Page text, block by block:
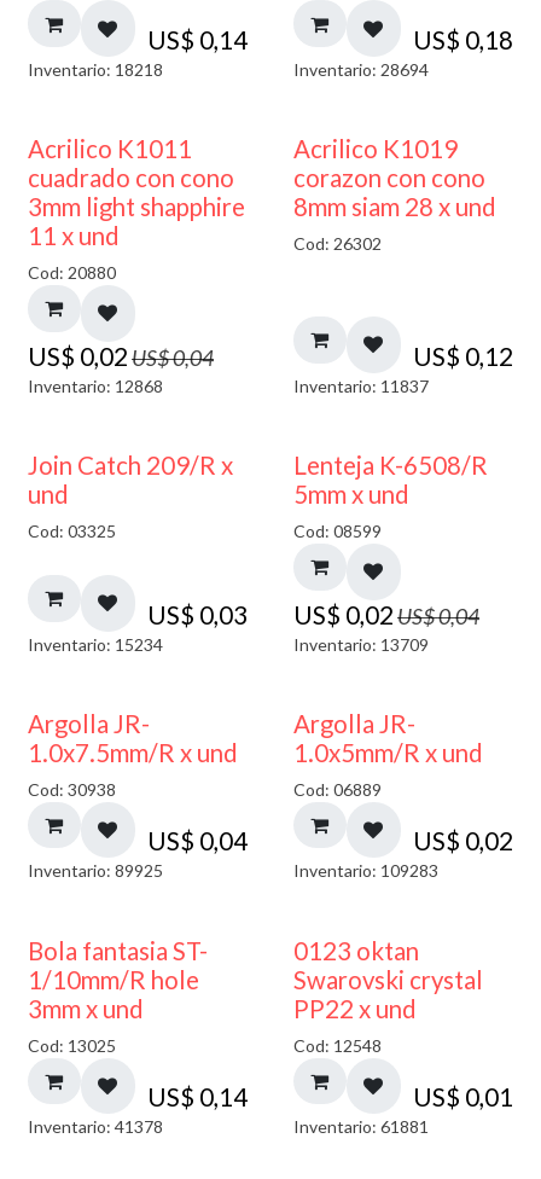
US$ 0,14
Inventario: 18218
US$ 0,18
Inventario: 28694
50% DESCUENTO
Acrilico K1011
cuadrado con cono
3mm light shapphire
11 x und
Cod: 20880
US$ 0,02US$0,04
Inventario: 12868
Acrilico K1019
corazon con cono
8mm siam 28 x und
Cod: 26302
US$ 0,12
Inventario: 11837
Join Catch 209/R x
und
Cod: 03325
US$ 0,03
Inventario: 15234
50% DESCUENTO
Lenteja K-6508/R
5mm x und
Cod: 08599
US$ 0,02US$0,04
Inventario: 13709
Argolla JR-
1.0x7.5mm/R x und
Cod: 30938
US$ 0,04
Inventario: 89925
Argolla JR-
1.0x5mm/R x und
Cod: 06889
US$ 0,02
Inventario: 109283
Bola fantasia ST-
1/10mm/R hole
3mm x und
Cod: 13025
US$ 0,14
Inventario: 41378
0123 oktan
Swarovski crystal
PP22 x und
Cod: 12548
US$ 0,01
Inventario: 61881